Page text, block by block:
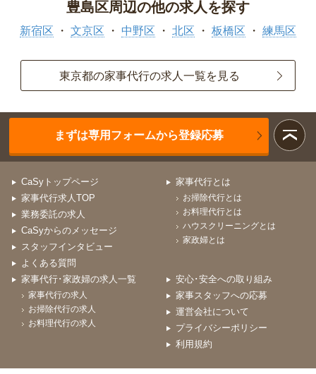
豊島区周辺の他の求人を探す
新宿区 文京区 中野区 北区 板橋区 練馬区
東京都の家事代行の求人一覧を見る
まずは専用フォームから登録応募
CaSyトップページ
家事代行求人TOP
業務委託の求人
CaSyからのメッセージ
スタッフインタビュー
よくある質問
家事代行とは
お掃除代行とは
お料理代行とは
ハウスクリーニングとは
家政婦とは
家事代行･家政婦の求人一覧
家事代行の求人
お掃除代行の求人
お料理代行の求人
安心･安全への取り組み
家事スタッフへの応募
運営会社について
プライバシーポリシー
利用規約